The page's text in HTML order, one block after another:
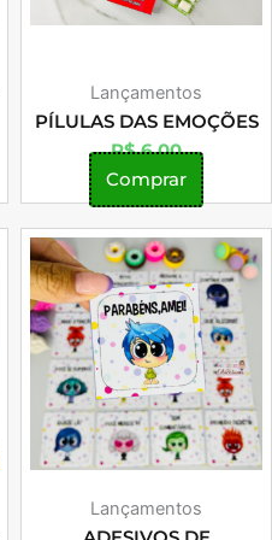
Lançamentos
PÍLULAS DAS EMOÇÕES
R$6,00
Comprar
Lançamentos